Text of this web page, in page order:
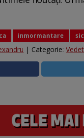
inmormantare
| Categorie: